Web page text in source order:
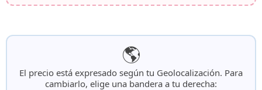
🌎
El precio está expresado según tu Geolocalización. Para
cambiarlo, elige una bandera a tu derecha: